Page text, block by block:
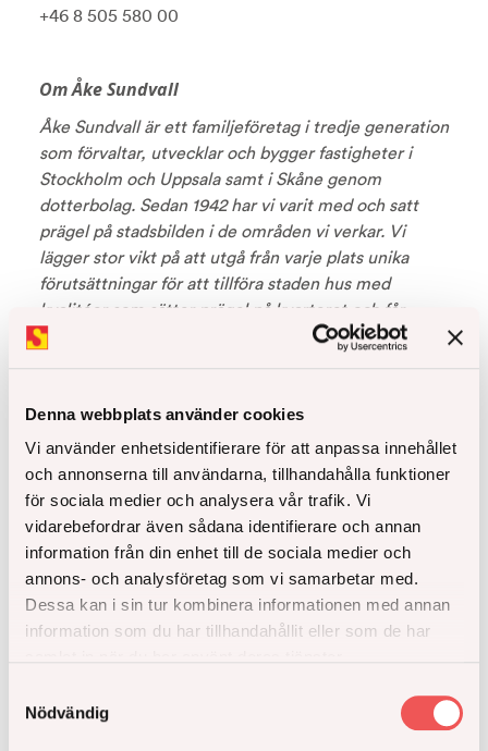
Denna webbplats använder cookies
Vi använder enhetsidentifierare för att anpassa innehållet
och annonserna till användarna, tillhandahålla funktioner
för sociala medier och analysera vår trafik. Vi
vidarebefordrar även sådana identifierare och annan
information från din enhet till de sociala medier och
annons- och analysföretag som vi samarbetar med.
Dessa kan i sin tur kombinera informationen med annan
information som du har tillhandahållit eller som de har
Nödvändig
+46 8 505 580 00
Om Åke Sundvall
Åke Sundvall är ett familjeföretag i tredje generation
som förvaltar, utvecklar och bygger fastigheter i
Stockholm och Uppsala samt i Skåne genom
dotterbolag. Sedan 1942 har vi varit med och satt
prägel på stadsbilden i de områden vi verkar. Vi
lägger stor vikt på att utgå från varje plats unika
förutsättningar för att tillföra staden hus med
kvalitéer som sätter prägel på kvarteret och får
människor att trivas. Åke Sundvall förvaltar ca 500
vi verkar. Läs mer om Åke Sundvall på
www.akesundvall.se
Om Art Invest
Art-Invest Real Estate är en internationell
investerare, utvecklare och kapitalförvaltare med
verksamhet i Tyskland, Österrike, Storbritannien och
Sverige. Bolaget grundades 2010 och investerar
och social infrastruktur. Sedan 2012 är Art-Invest
licensierad fondförvaltare enligt tysk lagstiftning och